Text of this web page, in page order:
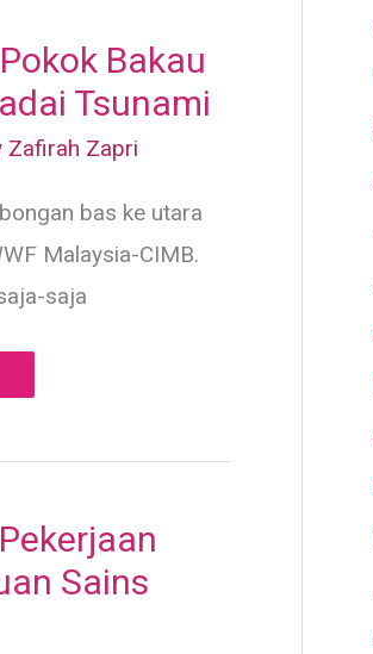
Bakau
Tsunami
Zafirah Zapri
bas ke utara
Malaysia-CIMB.
saja
Sains